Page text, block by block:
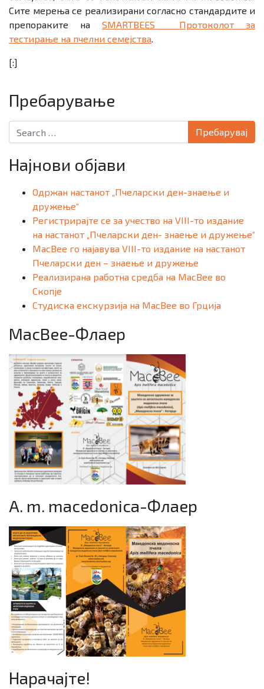
Сите мерења се реализирани согласно стандардите и
препораките наSMARTBEES Протоколот за
тестирање на пчелни семејства.
[:]
Пребарување
Search for:
Најнови објави
Одржан настанот „Пчеларски ден-знаење и
дружење“
Регистрирајте се за учество на VIII-то издание
на настанот „Пчеларски ден- знаење и дружење“
MacBee го најавува VIII-то издание на настанот
Пчеларски ден – знаење и дружење
Реализирана работна средба на MacBee во
Скопје
Студиска екскурзија на MacBee во Грција
MacBee-Флаер
A. m. macedonica-Флаер
Нарачајте!